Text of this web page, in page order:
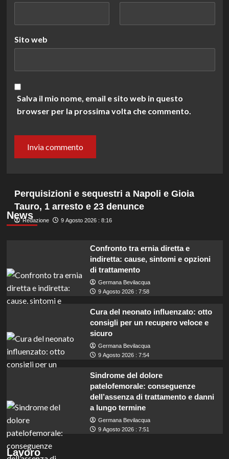
Sito web
Salva il mio nome, email e sito web in questo
browser per la prossima volta che commento.
News
Perquisizioni e sequestri a Napoli e Gioia
Tauro, 1 arresto e 23 denunce
Redazione 9 Agosto 2026 : 8:16
Confronto tra ernia diretta e
indiretta: cause, sintomi e opzioni
di trattamento
Germana Bevilacqua
9 Agosto 2026 : 7:58
Cura del neonato influenzato: otto
consigli per un recupero veloce e
sicuro
Germana Bevilacqua
9 Agosto 2026 : 7:54
Sindrome del dolore
patelofemorale: conseguenze
dell’assenza di trattamento e danni
a lungo termine
Germana Bevilacqua
9 Agosto 2026 : 7:51
Lavoro